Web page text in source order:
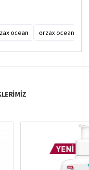
ocean orzax ocean